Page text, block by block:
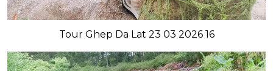
Tour Ghep Da Lat 23 03 2026 16